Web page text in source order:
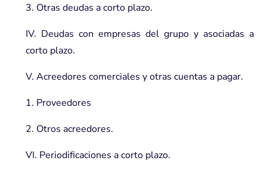
3. Otras deudas a corto plazo.
IV. Deudas con empresas del grupo y asociadas a
corto plazo.
V. Acreedores comerciales y otras cuentas a pagar.
1. Proveedores
2. Otros acreedores.
VI. Periodificaciones a corto plazo.